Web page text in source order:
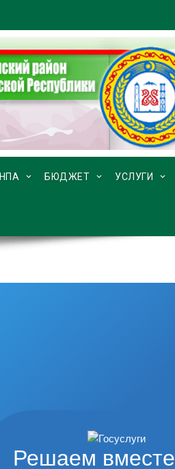
НПА БЮДЖЕТ УСЛУГИ
Решаем вместе